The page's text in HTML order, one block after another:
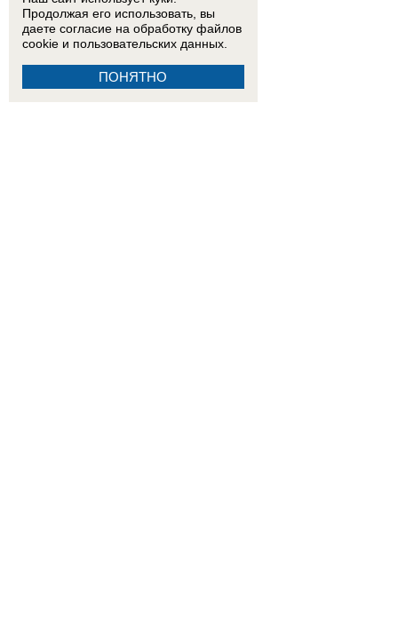
Продолжая его использовать, вы
даете согласие на обработку файлов
cookie и пользовательских данных.
ПОНЯТНО